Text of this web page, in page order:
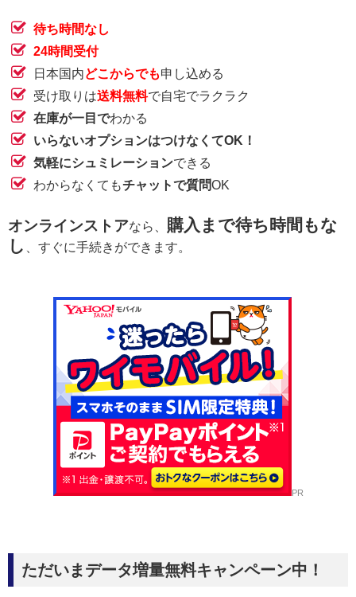
待ち時間なし
24時間受付
日本国内どこからでも申し込める
受け取りは送料無料で自宅でラクラク
在庫が一目でわかる
いらないオプションはつけなくてOK！
気軽にシュミレーションできる
わからなくてもチャットで質問OK
オンラインストアなら、 購入まで待ち時間もな
し 、すぐに手続きができます。
PR
ただいまデータ増量無料キャンペーン中！